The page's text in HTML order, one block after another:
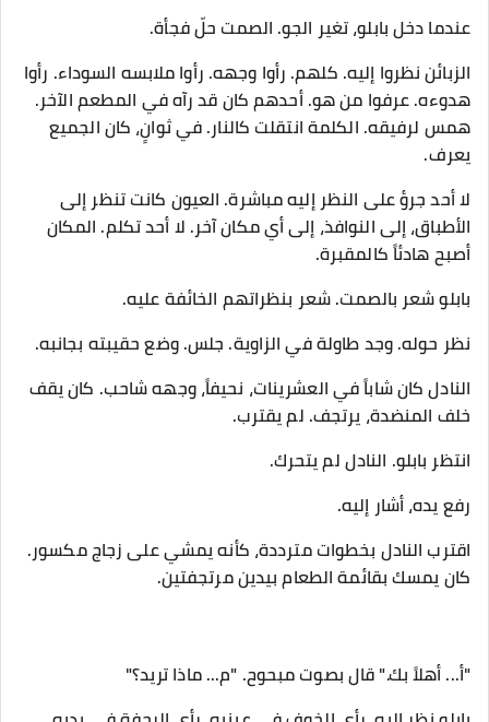
عندما دخل بابلو، تغير الجو. الصمت حلّ فجأة.
الزبائن نظروا إليه. كلهم. رأوا وجهه. رأوا ملابسه السوداء. رأوا
هدوءه. عرفوا من هو. أحدهم كان قد رآه في المطعم الآخر.
همس لرفيقه. الكلمة انتقلت كالنار. في ثوانٍ، كان الجميع
يعرف.
لا أحد جرؤ على النظر إليه مباشرة. العيون كانت تنظر إلى
الأطباق، إلى النوافذ، إلى أي مكان آخر. لا أحد تكلم. المكان
أصبح هادئاً كالمقبرة.
بابلو شعر بالصمت. شعر بنظراتهم الخائفة عليه.
نظر حوله. وجد طاولة في الزاوية. جلس. وضع حقيبته بجانبه.
النادل كان شاباً في العشرينات، نحيفاً، وجهه شاحب. كان يقف
خلف المنضدة، يرتجف. لم يقترب.
انتظر بابلو. النادل لم يتحرك.
رفع يده، أشار إليه.
اقترب النادل بخطوات مترددة، كأنه يمشي على زجاج مكسور.
كان يمسك بقائمة الطعام بيدين مرتجفتين.
"أ... أهلاً بك." قال بصوت مبحوح. "م... ماذا تريد؟"